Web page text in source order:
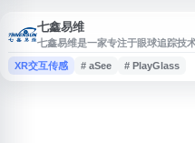
七鑫易维
七鑫易维是一家专注于眼球追踪技
产品与解决方案覆盖虚拟现实交互
和产品包括 aSee、PlayGlass 等，
XR交互传感 # aSee # PlayGlass